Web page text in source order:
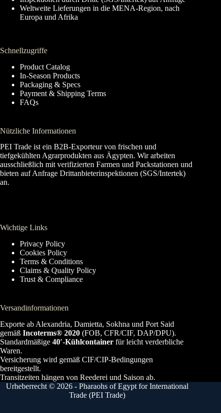
Weltweite Lieferungen in die MENA-Region, nach
Europa und Afrika
Schnellzugriffe
Product Catalog
In-Season Products
Packaging & Specs
Payment & Shipping Terms
FAQs
Nützliche Informationen
PEI Trade ist ein B2B-Exporteur von frischen und
tiefgekühlten Agrarprodukten aus Ägypten. Wir arbeiten
ausschließlich mit verifizierten Farmen und Packstationen und
bieten auf Anfrage Drittanbieterinspektionen (SGS/Intertek)
an.
Wichtige Links
Privacy Policy
Cookies Policy
Terms & Conditions
Claims & Quality Policy
Trust & Compliance
Versandinformationen
Exporte ab Alexandria, Damietta, Sokhna und Port Said
gemäß Incoterms® 2020 (FOB, CFR/CIF, DAP/DPU).
Standardmäßige 40′-Kühlcontainer für leicht verderbliche
Waren.
Versicherung wird gemäß CIF/CIP-Bedingungen
bereitgestellt.
Transitzeiten hängen von Reederei und Saison ab.
Urheberrecht © 2026 - Pharaohs of Egypt for International
Trade (PEI Trade)